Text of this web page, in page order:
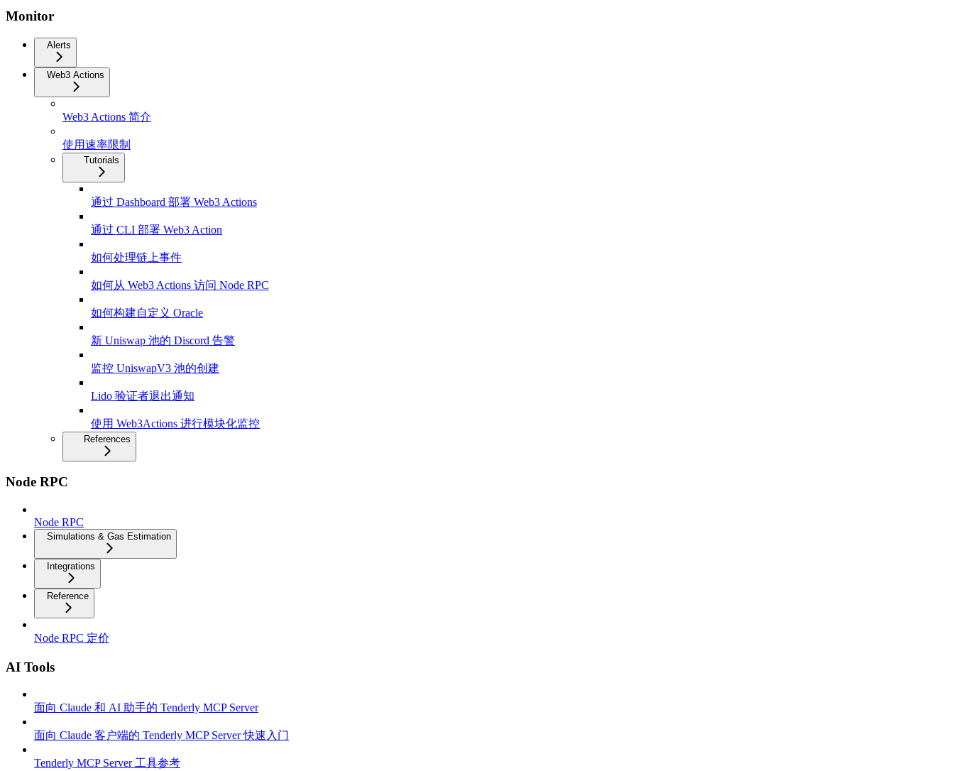
Monitor
Alerts
Web3 Actions
Web3 Actions 简介
使用速率限制
Tutorials
通过 Dashboard 部署 Web3 Actions
通过 CLI 部署 Web3 Action
如何处理链上事件
如何从 Web3 Actions 访问 Node RPC
如何构建自定义 Oracle
新 Uniswap 池的 Discord 告警
监控 UniswapV3 池的创建
Lido 验证者退出通知
使用 Web3Actions 进行模块化监控
References
Node RPC
Node RPC
Simulations & Gas Estimation
Integrations
Reference
Node RPC 定价
AI Tools
面向 Claude 和 AI 助手的 Tenderly MCP Server
面向 Claude 客户端的 Tenderly MCP Server 快速入门
Tenderly MCP Server 工具参考